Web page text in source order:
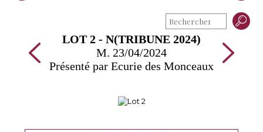
LOT 2 - N(TRIBUNE 2024)
M. 23/04/2024
Présenté par Ecurie des Monceaux